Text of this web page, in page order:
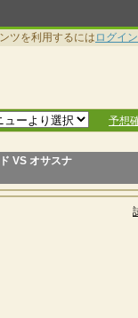
ツを利用するには ログイン
予想
VS オサスナ